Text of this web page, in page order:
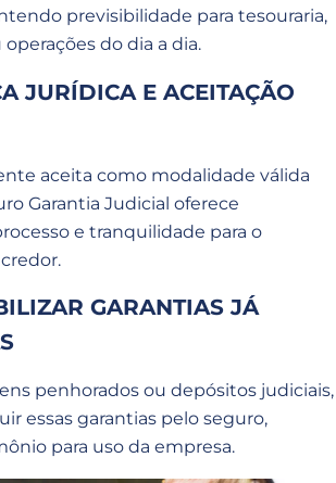
previsibilidade para tesouraria,
do dia a dia.
JURÍDICA E ACEITAÇÃO
aceita como modalidade válida
Garantia Judicial oferece
e tranquilidade para o
GARANTIAS JÁ
penhorados ou depósitos judiciais,
essas garantias pelo seguro,
para uso da empresa.